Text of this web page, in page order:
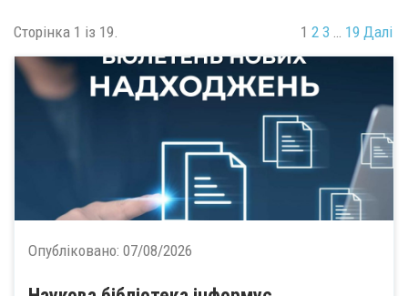
Сторінка 1 із 19. 1 2 3 … 19 Далі
Опубліковано: 07/08/2026